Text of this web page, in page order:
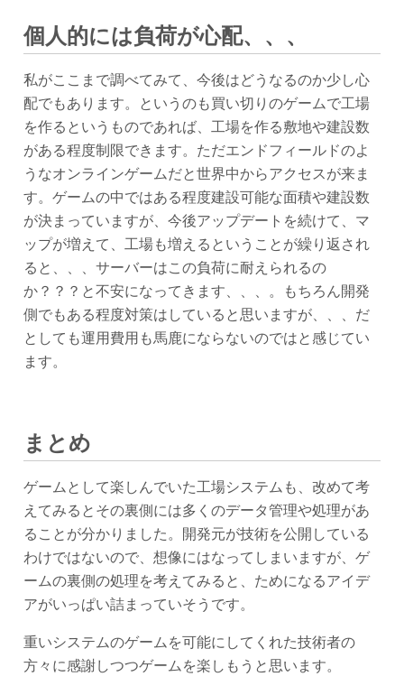
個人的には負荷が心配、、、
私がここまで調べてみて、今後はどうなるのか少し心
配でもあります。というのも買い切りのゲームで工場
を作るというものであれば、工場を作る敷地や建設数
がある程度制限できます。ただエンドフィールドのよ
うなオンラインゲームだと世界中からアクセスが来ま
す。ゲームの中ではある程度建設可能な面積や建設数
が決まっていますが、今後アップデートを続けて、マ
ップが増えて、工場も増えるということが繰り返され
ると、、、サーバーはこの負荷に耐えられるの
か？？？と不安になってきます、、、。もちろん開発
側でもある程度対策はしていると思いますが、、、だ
としても運用費用も馬鹿にならないのではと感じてい
ます。
まとめ
ゲームとして楽しんでいた工場システムも、改めて考
えてみるとその裏側には多くのデータ管理や処理があ
ることが分かりました。開発元が技術を公開している
わけではないので、想像にはなってしまいますが、ゲ
ームの裏側の処理を考えてみると、ためになるアイデ
アがいっぱい詰まっていそうです。
重いシステムのゲームを可能にしてくれた技術者の
方々に感謝しつつゲームを楽しもうと思います。